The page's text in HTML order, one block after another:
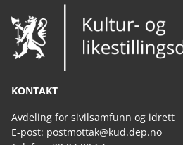
KONTAKT
Avdeling for sivilsamfunn og idrett
E-post: postmottak@kud.dep.no